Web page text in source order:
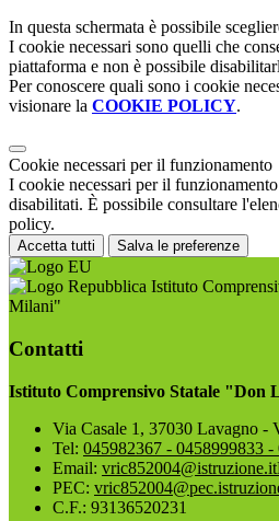
In questa schermata è possibile
I cookie necessari sono quelli che
piattaforma e non è possibile
Per conoscere quali sono i cookie
visionare la COOKIE POLICY.
Cookie necessari per il funzionamento
I cookie necessari per il
disabilitati. È possibile consultare
policy.
Accetta tutti Salva le preferenze
Istituto
Milani"
Contatti
Istituto Comprensivo Statale "Don
Via Casale 1, 37030 Lavagno -
Tel: 045982367 - 0458999833
Email: vric852004@istruzione.it
PEC:
C.F.: 93136520231